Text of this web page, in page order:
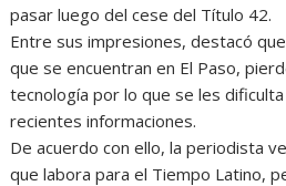
pasar luego del cese del Título 42.
Entre sus impresiones, destacó
que se encuentran en El Paso,
tecnología por lo que se les
recientes informaciones.
De acuerdo con ello, la periodista
que labora para el Tiempo Latino,